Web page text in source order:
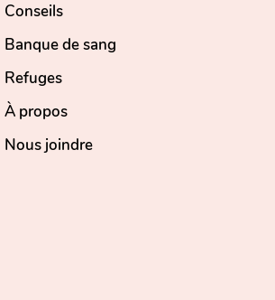
Conseils
Banque de sang
Refuges
À propos
Nous joindre